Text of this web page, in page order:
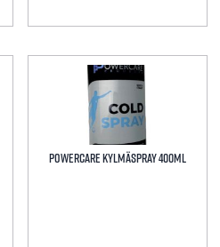
Tällä
tuotteella
on
useampi
muunnelma.
Powercare Kylmäspray 400ml